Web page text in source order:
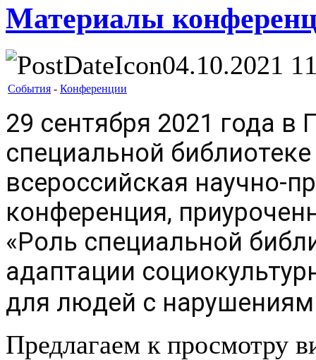
Материалы
04.10.2021
События - Конференции
29 сентября 2021 года в
специальной
всероссийская научно-
конференция,
«Роль специальной
адаптации
для людей с
Предлагаем к просмотру